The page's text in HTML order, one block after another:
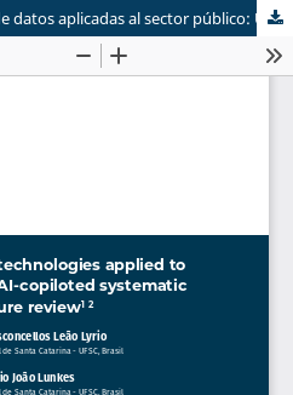
Tecnologías emergentes y de datos aplicadas al sector público: Una revisión sistemática de la literatura copilotada por IA